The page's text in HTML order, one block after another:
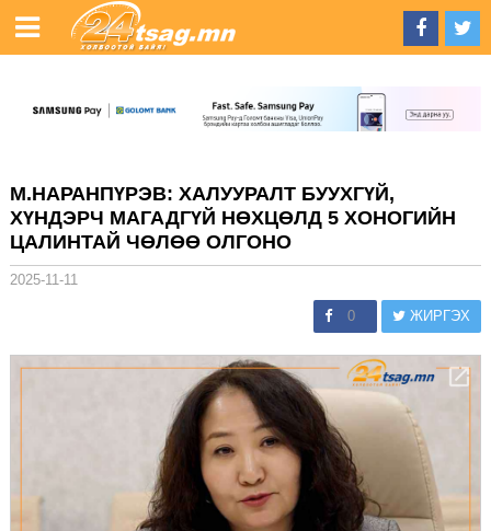
М.НАРАНПҮРЭВ: ХАЛУУРАЛТ БУУХГҮЙ,
ХҮНДЭРЧ МАГАДГҮЙ НӨХЦӨЛД 5 ХОНОГИЙН
ЦАЛИНТАЙ ЧӨЛӨӨ ОЛГОНО
2025-11-11
0 ЖИРГЭХ